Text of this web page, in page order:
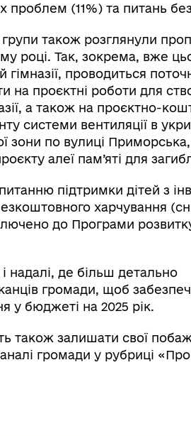
проблем (11%) та питань
також розглянули
році. Так, зокрема, вже
гімназії, проводиться
проєктні роботи для
а також на проєктно-
системи вентиляції в
зони по вулиці
алеї пам’яті для
підтримки дітей з
харчування
до Програми
надалі, де більш детально
громади, щоб
у бюджеті на 2025 рік.
також залишати свої
громади у рубриці